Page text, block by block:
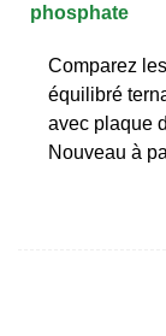
phosphate
Comparez
équilibré
avec plaque
Nouveau à